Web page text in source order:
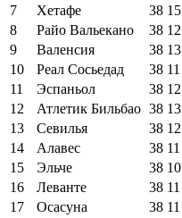
7
Хетафе 38 15
8
Райо Вальекано 38 12
9
Валенсия 38 13
10
Реал Сосьедад 38 11
11
Эспаньол 38 12
12
Атлетик Бильбао 38 13
13
Севилья 38 12
14
Алавес 38 11
15
Эльче 38 10
16
Леванте 38 11
17
Осасуна 38 11